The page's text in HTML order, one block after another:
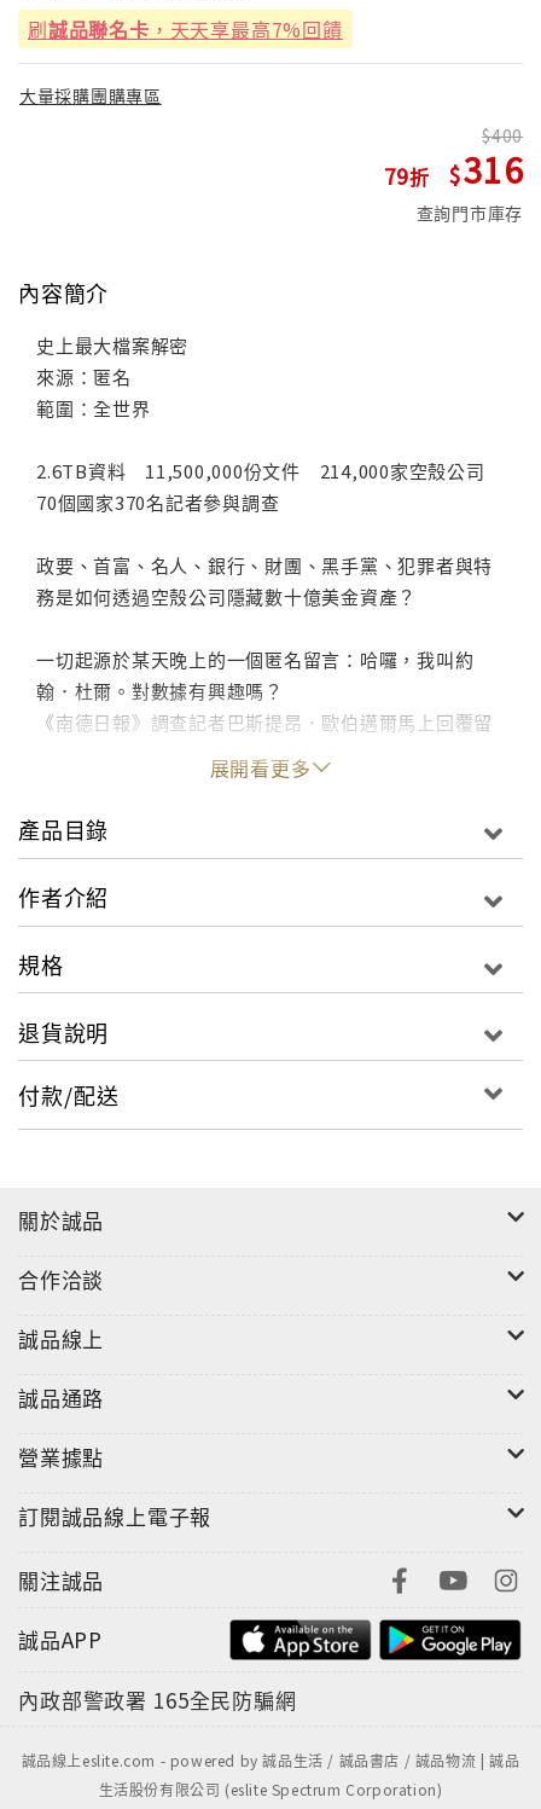
刷誠品聯名卡 ，天天享最高7%回饋
大量採購團購專區
79
400
316
查詢門市庫存
內容簡介
史上最大檔案解密
來源：匿名
範圍：全世界
2.6TB資料 11,500,000份文件 214,000家空殼公司
70個國家370名記者參與調查
政要、首富、名人、銀行、財團、黑手黨、犯罪者與特
務是如何透過空殼公司隱藏數十億美金資產？
一切起源於某天晚上的一個匿名留言：哈囉，我叫約
翰．杜爾。對數據有興趣嗎？
《南德日報》調查記者巴斯提昂．歐伯邁爾馬上回覆留
言，得到的情報令他與同事弗雷德瑞克．歐伯麥爾非常
震驚——數十萬空殼公司的檔案，揭露出數十億被轉
移、隱藏、未曝光的資產，涉及者包括大企業集團、歐
洲國家的總理、全世界的獨裁者如酋長、穆斯林王侯、
幹部、王公貴族、超級富豪與知名人物。
者同盟（ICIJ）調查，有數百位ICIJ的記者參與，這些
世界報等，他們用了將近一年的時間以最保密的方式共
通合作，為了在2016年春天公布「巴拿馬文件」。
這本書交代了這起國際記者調查事件的精采經過與機密
資料內容。
展開看更多
產品目錄
作者介紹
規格
退貨說明
付款/配送
關於誠品
合作洽談
誠品線上
誠品通路
營業據點
訂閱誠品線上電子報
關注誠品
誠品APP
內政部警政署 165全民防騙網
誠品線上eslite.com - powered by 誠品生活 / 誠品書店 / 誠品物流 | 誠品
生活股份有限公司 (eslite Spectrum Corporation)